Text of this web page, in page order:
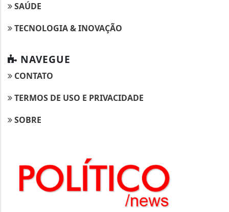
SAÚDE
TECNOLOGIA & INOVAÇÃO
NAVEGUE
CONTATO
TERMOS DE USO E PRIVACIDADE
SOBRE